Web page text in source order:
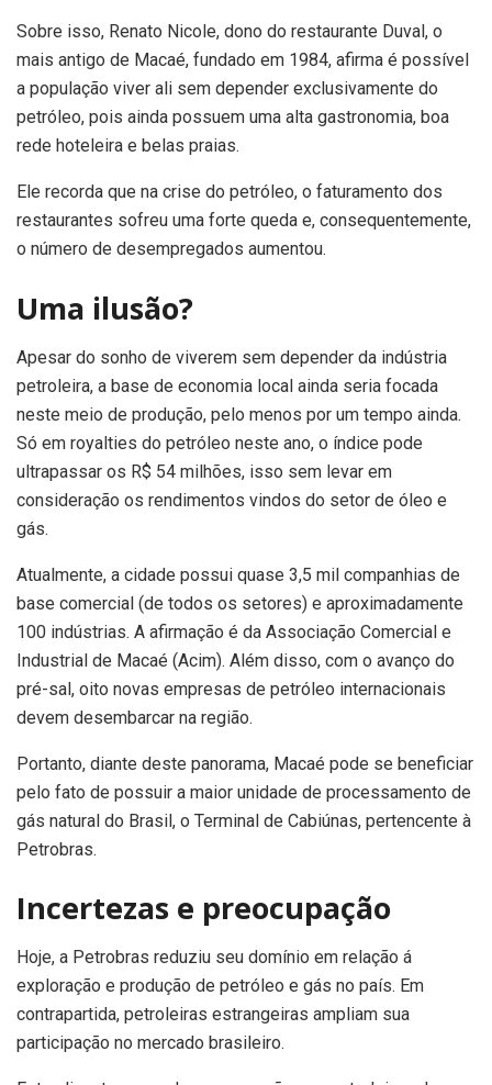
Sobre isso, Renato Nicole, dono do restaurante Duval, o
mais antigo de Macaé, fundado em 1984, afirma é possível
a população viver ali sem depender exclusivamente do
petróleo, pois ainda possuem uma alta gastronomia, boa
rede hoteleira e belas praias.
Ele recorda que na crise do petróleo, o faturamento dos
restaurantes sofreu uma forte queda e, consequentemente,
o número de desempregados aumentou.
Uma ilusão?
Apesar do sonho de viverem sem depender da indústria
petroleira, a base de economia local ainda seria focada
neste meio de produção, pelo menos por um tempo ainda.
Só em royalties do petróleo neste ano, o índice pode
ultrapassar os R$ 54 milhões, isso sem levar em
consideração os rendimentos vindos do setor de óleo e
gás.
Atualmente, a cidade possui quase 3,5 mil companhias de
base comercial (de todos os setores) e aproximadamente
100 indústrias. A afirmação é da Associação Comercial e
Industrial de Macaé (Acim). Além disso, com o avanço do
pré-sal, oito novas empresas de petróleo internacionais
devem desembarcar na região.
Portanto, diante deste panorama, Macaé pode se beneficiar
pelo fato de possuir a maior unidade de processamento de
gás natural do Brasil, o Terminal de Cabiúnas, pertencente à
Petrobras.
Incertezas e preocupação
Hoje, a Petrobras reduziu seu domínio em relação á
exploração e produção de petróleo e gás no país. Em
contrapartida, petroleiras estrangeiras ampliam sua
participação no mercado brasileiro.